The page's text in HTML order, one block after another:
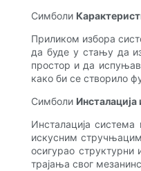
Симболи
Приликом избора
да буде у стању да
простор и да
како би се створило
Симболи
Инсталација
искусним
осигурао
трајања свог